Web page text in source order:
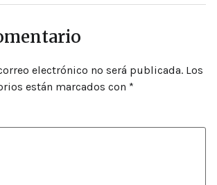
electrónico no será publicada. Los
están marcados con *